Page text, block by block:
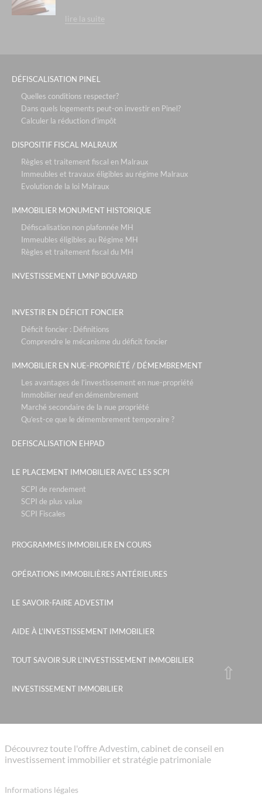
lire la suite
DÉFISCALISATION PINEL
Quelles conditions respecter?
Dans quels logements peut-on investir en Pinel?
Calculer la réduction d’impôt
DISPOSITIF FISCAL MALRAUX
Règles et traitement fiscal en Malraux
Immeubles et travaux éligibles au régime Malraux
Evolution de la loi Malraux
IMMOBILIER MONUMENT HISTORIQUE
Défiscalisation non plafonnée MH
Immeubles éligibles au Régime MH
Règles et traitement fiscal du MH
INVESTISSEMENT LMNP BOUVARD
INVESTIR EN DÉFICIT FONCIER
Déficit foncier : Définitions
Comprendre le mécanisme du déficit foncier
IMMOBILIER EN NUE-PROPRIÉTÉ / DÉMEMBREMENT
Les avantages de l’investissement en nue-propriété
Immobilier neuf en démembrement
Marché secondaire de la nue propriété
Qu’est-ce que le démembrement temporaire ?
DEFISCALISATION EHPAD
LE PLACEMENT IMMOBILIER AVEC LES SCPI
SCPI de rendement
SCPI de plus value
SCPI Fiscales
PROGRAMMES IMMOBILIER EN COURS
OPÉRATIONS IMMOBILIÈRES ANTÉRIEURES
LE SAVOIR-FAIRE ADVESTIM
AIDE À L’INVESTISSEMENT IMMOBILIER
TOUT SAVOIR SUR L’INVESTISSEMENT IMMOBILIER
INVESTISSEMENT IMMOBILIER
Découvrez toute l'offre Advestim, cabinet de conseil en
investissement immobilier et stratégie patrimoniale
Informations légales